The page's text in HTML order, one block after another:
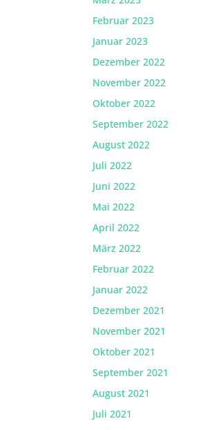
Februar 2023
Januar 2023
Dezember 2022
November 2022
Oktober 2022
September 2022
August 2022
Juli 2022
Juni 2022
Mai 2022
April 2022
März 2022
Februar 2022
Januar 2022
Dezember 2021
November 2021
Oktober 2021
September 2021
August 2021
Juli 2021